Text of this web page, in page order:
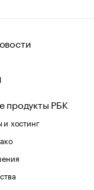
продукты РБК
хостинг